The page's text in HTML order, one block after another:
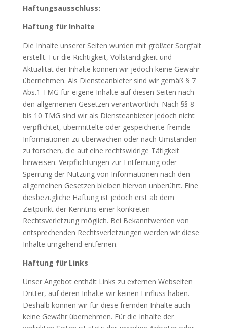
Haftungsausschluss:
Haftung für Inhalte
Die Inhalte unserer Seiten wurden mit größter Sorgfalt
erstellt. Für die Richtigkeit, Vollständigkeit und
Aktualität der Inhalte können wir jedoch keine Gewähr
übernehmen. Als Diensteanbieter sind wir gemäß § 7
Abs.1 TMG für eigene Inhalte auf diesen Seiten nach
den allgemeinen Gesetzen verantwortlich. Nach §§ 8
bis 10 TMG sind wir als Diensteanbieter jedoch nicht
verpflichtet, übermittelte oder gespeicherte fremde
Informationen zu überwachen oder nach Umständen
zu forschen, die auf eine rechtswidrige Tätigkeit
hinweisen. Verpflichtungen zur Entfernung oder
Sperrung der Nutzung von Informationen nach den
allgemeinen Gesetzen bleiben hiervon unberührt. Eine
diesbezügliche Haftung ist jedoch erst ab dem
Zeitpunkt der Kenntnis einer konkreten
Rechtsverletzung möglich. Bei Bekanntwerden von
entsprechenden Rechtsverletzungen werden wir diese
Inhalte umgehend entfernen.
Haftung für Links
Unser Angebot enthält Links zu externen Webseiten
Dritter, auf deren Inhalte wir keinen Einfluss haben.
Deshalb können wir für diese fremden Inhalte auch
keine Gewähr übernehmen. Für die Inhalte der